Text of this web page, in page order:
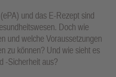
und das E-Rezept sind
Doch wie
und welche Voraussetzungen
zu können? Und wie sieht es
-Sicherheit aus?